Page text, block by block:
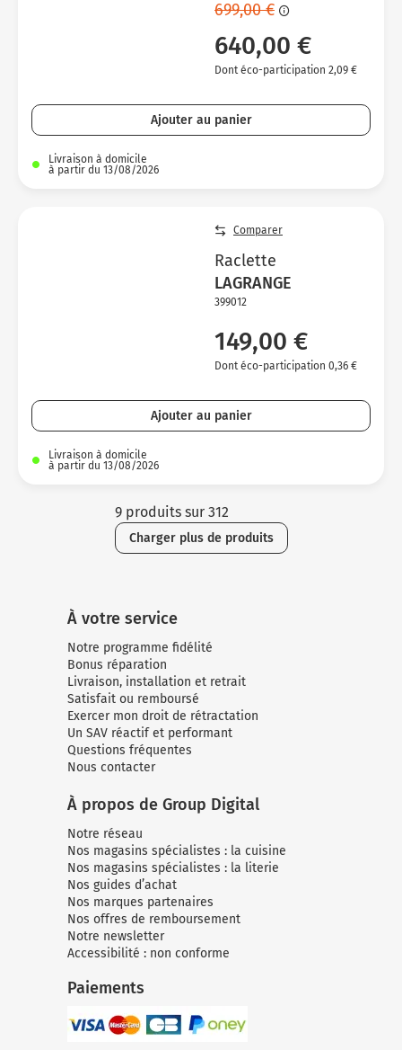
699,00 €
640,00 €
Dont éco-participation 2,09 €
Ajouter au panier
Livraison à domicile
à partir du 13/08/2026
Comparer
Raclette
LAGRANGE
399012
149,00 €
Dont éco-participation 0,36 €
Ajouter au panier
Livraison à domicile
à partir du 13/08/2026
9 produits sur 312
Charger plus de produits
À votre service
Notre programme fidélité
Bonus réparation
Livraison, installation et retrait
Satisfait ou remboursé
Exercer mon droit de rétractation
Un SAV réactif et performant
Questions fréquentes
Nous contacter
À propos de Group Digital
Notre réseau
Nos magasins spécialistes : la cuisine
Nos magasins spécialistes : la literie
Nos guides d’achat
Nos marques partenaires
Nos offres de remboursement
Notre newsletter
Accessibilité : non conforme
Paiements